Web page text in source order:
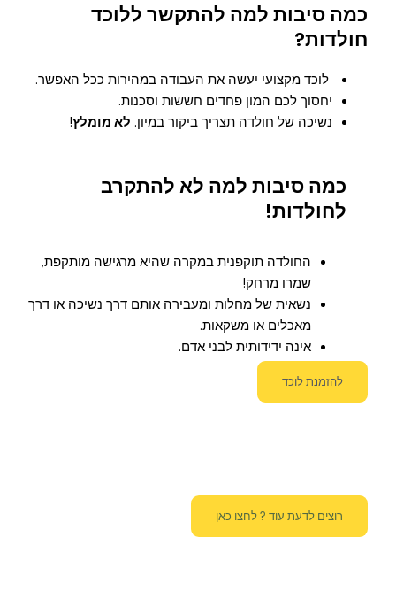
כמה סיבות למה להתקשר ללוכד
חולדות?
לוכד מקצועי יעשה את העבודה במהירות ככל האפשר.
יחסוך לכם המון פחדים חששות וסכנות.
נשיכה של חולדה תצריך ביקור במיון. לא מומלץ!
כמה סיבות למה לא להתקרב
לחולדות!
החולדה תוקפנית במקרה שהיא מרגישה מותקפת,
שמרו מרחק!
נשאית של מחלות ומעבירה אותם דרך נשיכה או דרך
מאכלים או משקאות.
אינה ידידותית לבני אדם.
להזמנת לוכד
רוצים לדעת עוד ? לחצו כאן